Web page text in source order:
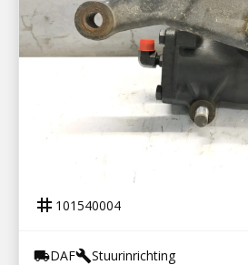
STUURHUIS LF 230
tag 101540004
local_shippingDAFbuildStuurinrichting